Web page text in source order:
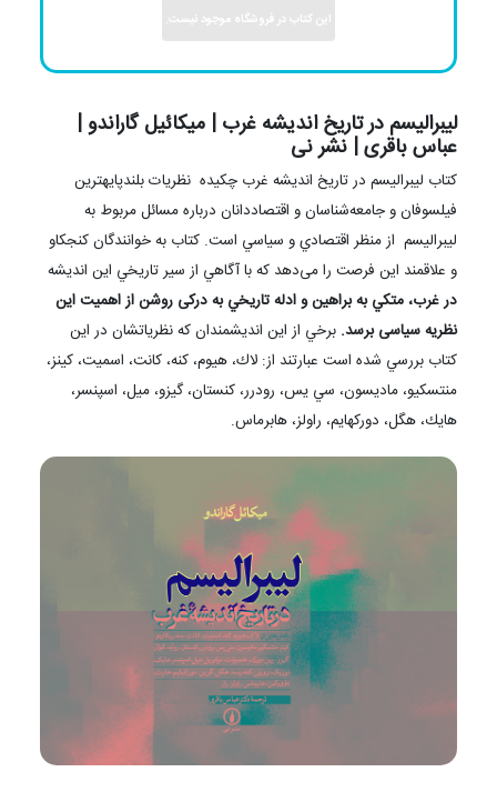
این کتاب در فروشگاه موجود نیست.
ليبراليسم در تاريخ انديشه غرب | میکائیل گاراندو |
عباس باقری | نشر نی
كتاب ليبراليسم در تاريخ انديشه غرب چكيده نظريات بلندپايهترين
فيلسوفان و جامعه‌شناسان و اقتصاددانان درباره مسائل مربوط به
ليبراليسم از منظر اقتصادي و سياسي است. کتاب به خوانندگان کنجکاو
و علاقمند این فرصت را می‌دهد که با آگاهي از سير تاريخي اين انديشه
در غرب، متكي به براهين و ادله تاريخي به درکی روشن از اهمیت این
نظریه سیاسی برسد. برخي از اين انديشمندان كه نظرياتشان در اين
كتاب بررسي شده است عبارتند از: لاك، هيوم، كنه، كانت، اسميت، كينز،
منتسكيو، ماديسون، سي يس، رودرر، كنستان، گيزو، ميل، اسپنسر،
هايك، هگل، دوركهايم، راولز، هابرماس.